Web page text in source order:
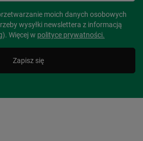
moich danych osobowych
wysyłki newslettera z informacją
Więcej w polityce prywatności.
Zapisz się